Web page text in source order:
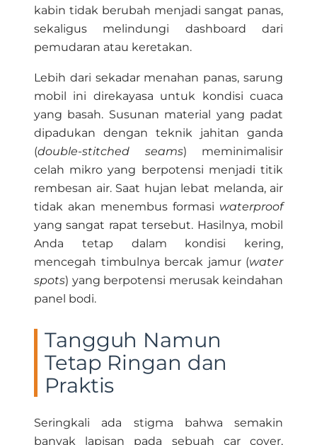
kabin tidak berubah menjadi sangat panas,
sekaligus melindungi dashboard dari
pemudaran atau keretakan.
Lebih dari sekadar menahan panas, sarung
mobil ini direkayasa untuk kondisi cuaca
yang basah. Susunan material yang padat
dipadukan dengan teknik jahitan ganda
(double-stitched seams) meminimalisir
celah mikro yang berpotensi menjadi titik
rembesan air. Saat hujan lebat melanda, air
tidak akan menembus formasi waterproof
yang sangat rapat tersebut. Hasilnya, mobil
Anda tetap dalam kondisi kering,
mencegah timbulnya bercak jamur (water
spots) yang berpotensi merusak keindahan
panel bodi.
Tangguh Namun
Tetap Ringan dan
Praktis
Seringkali ada stigma bahwa semakin
banyak lapisan pada sebuah car cover,